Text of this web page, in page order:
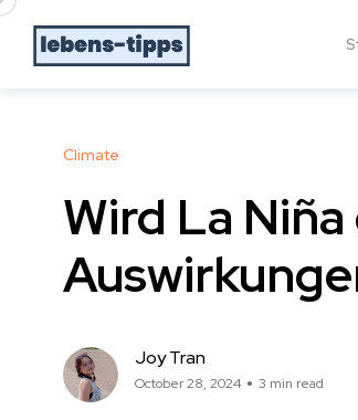
Climate
Wird La
Joy Tran
October 28, 2024 3 min read